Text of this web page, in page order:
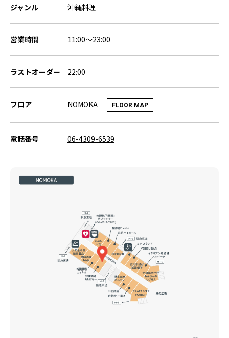
ジャンル 沖縄料理
営業時間 11:00～23:00
ラストオーダー 22:00
フロア NOMOKA FLOOR MAP
電話番号 06-4309-6539